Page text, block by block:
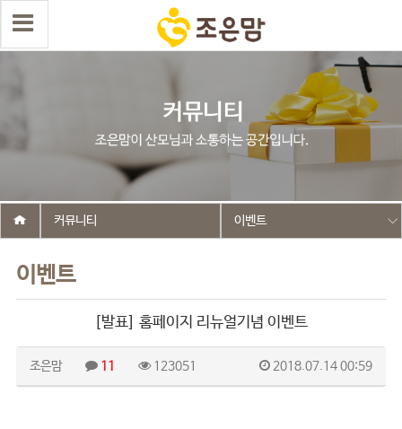
이벤트
커뮤니티 이벤트
[발표] 홈페이지 리뉴얼기념 이벤트
조은맘 11 123051 2018.07.14 00:59